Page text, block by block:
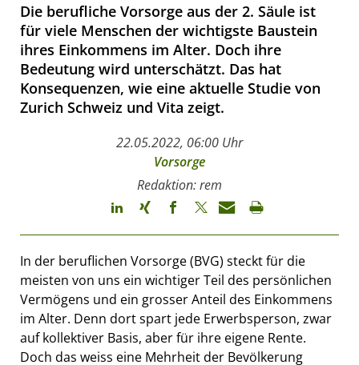
Die berufliche Vorsorge aus der 2. Säule ist
für viele Menschen der wichtigste Baustein
ihres Einkommens im Alter. Doch ihre
Bedeutung wird unterschätzt. Das hat
Konsequenzen, wie eine aktuelle Studie von
Zurich Schweiz und Vita zeigt.
22.05.2022, 06:00 Uhr
Vorsorge
Redaktion: rem
In der beruflichen Vorsorge (BVG) steckt für die
meisten von uns ein wichtiger Teil des persönlichen
Vermögens und ein grosser Anteil des Einkommens
im Alter. Denn dort spart jede Erwerbsperson, zwar
auf kollektiver Basis, aber für ihre eigene Rente.
Doch das weiss eine Mehrheit der Bevölkerung